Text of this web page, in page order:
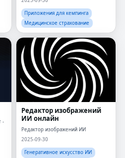
Приложения для кемпинга
Медицинское страхование
-
Редактор изображений
ИИ онлайн
Редактор изображений ИИ
2025-09-30
Генеративное искусство ИИ